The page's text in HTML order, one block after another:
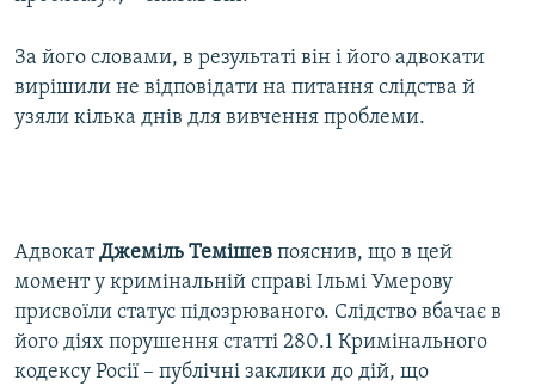
За його словами, в результаті він і його адвокати
вирішили не відповідати на питання слідства й
узяли кілька днів для вивчення проблеми.
АдвокатДжеміль Темішев пояснив, що в цей
момент у кримінальній справі Ільмі Умерову
присвоїли статус підозрюваного. Слідство вбачає в
його діях порушення статті 280.1 Кримінального
кодексу Росії – публічні заклики до дій, що